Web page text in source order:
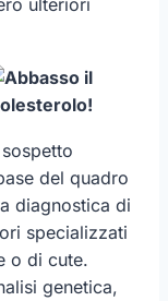
del quadro
diagnostica di
specializzati
o di cute.
genetica,